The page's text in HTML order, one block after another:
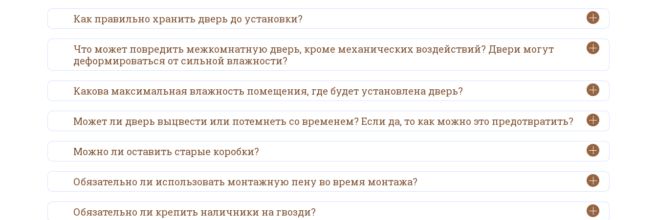
Как правильно хранить дверь до установки?
Что может повредить межкомнатную дверь, кроме механических воздействий? Двери могут
деформироваться от сильной влажности?
Какова максимальная влажность помещения, где будет установлена дверь?
Может ли дверь выцвести или потемнеть со временем? Если да, то как можно это предотвратить?
Можно ли оставить старые коробки?
Обязательно ли использовать монтажную пену во время монтажа?
Обязательно ли крепить наличники на гвозди?